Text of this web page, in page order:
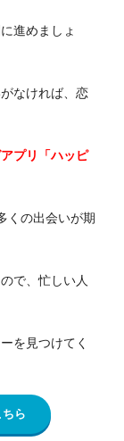
進めましょ
なければ、恋
プリ「ハッピ
くの出会いが期
で、忙しい人
を見つけてく
ちら